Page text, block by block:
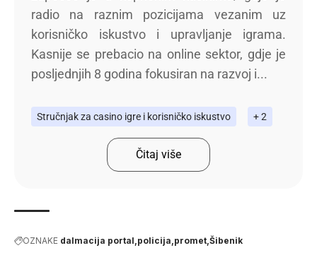
radio na raznim pozicijama vezanim uz
korisničko iskustvo i upravljanje igrama.
Kasnije se prebacio na online sektor, gdje je
posljednjih 8 godina fokusiran na razvoj i...
Stručnjak za casino igre i korisničko iskustvo + 2
Čitaj više
OZNAKE dalmacija portal policija promet Šibenik